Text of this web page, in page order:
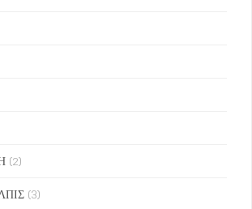
(2)
(3)